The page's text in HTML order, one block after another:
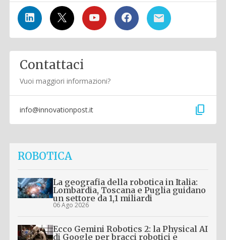
Contattaci
Vuoi maggiori informazioni?
info@innovationpost.it content_copy
ROBOTICA
La geografia della robotica in Italia:
Lombardia, Toscana e Puglia guidano
un settore da 1,1 miliardi
06 Ago 2026
Ecco Gemini Robotics 2: la Physical AI
di Google per bracci robotici e